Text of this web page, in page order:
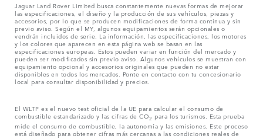
Jaguar Land Rover Limited busca constantemente nuevas formas de mejorar
las especificaciones, el diseño y la producción de sus vehículos, piezas y
accesorios, por lo que se producen modificaciones de forma continua y sin
previo aviso. Según el MY, algunos equipamientos serán opcionales o
vendrán incluidos de serie. La información, las especificaciones, los motores
y los colores que aparecen en esta página web se basan en las
especificaciones europeas. Estos pueden variar en función del mercado y
pueden ser modificados sin previo aviso. Algunos vehículos se muestran con
equipamiento opcional y accesorios originales que pueden no estar
disponibles en todos los mercados. Ponte en contacto con tu concesionario
local para consultar disponibilidad y precios.
El WLTP es el nuevo test oficial de la UE para calcular el consumo de
combustible estandarizado y las cifras de CO2 para los turismos. Esta prueba
mide el consumo de combustible, la autonomía y las emisiones. Este proceso
está diseñado para obtener cifras más cercanas a las condiciones reales de